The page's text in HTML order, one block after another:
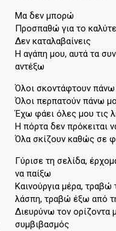
Μα δεν μπορώ
Προσπαθώ για το
Δεν καταλαβαίνεις
Η αγάπη μου, αυτά τα
αντέξω
Όλοι σκοντάφτουν
Όλοι περπατούν πάνω
Έχω φάει όλες μου τις
Η πόρτα δεν πρόκειται
Όλα σκίζουν καθώς σε
Γύρισε τη σελίδα,
να παίξω
Καινούργια μέρα,
λάσπη, τραβώ έξω από
Διευρύνω τον ορίζοντα
συμβιβασμός